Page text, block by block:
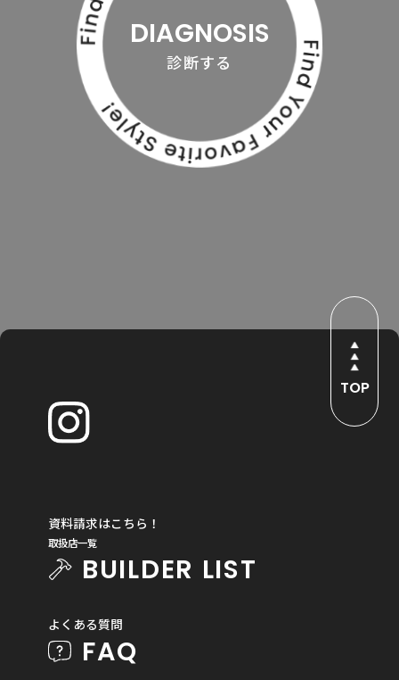
DIAGNOSIS
診断する
資料請求はこちら！
取扱店一覧
BUILDER LIST
よくある質問
FAQ
TOP